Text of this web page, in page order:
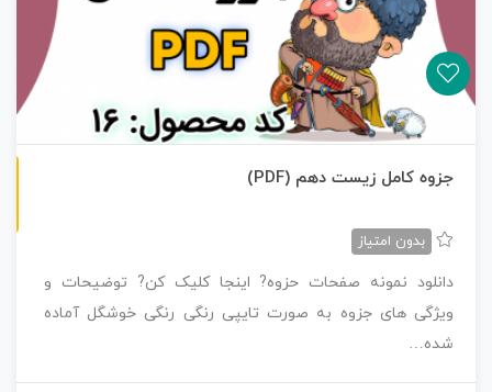
جزوه کامل زیست دهم (PDF)
بدون امتیاز
دانلود نمونه صفحات حزوه? اینجا کلیک کن? توضیحات و
ویژگی های جزوه به صورت تایپی رنگی رنگی خوشگل آماده
شده…